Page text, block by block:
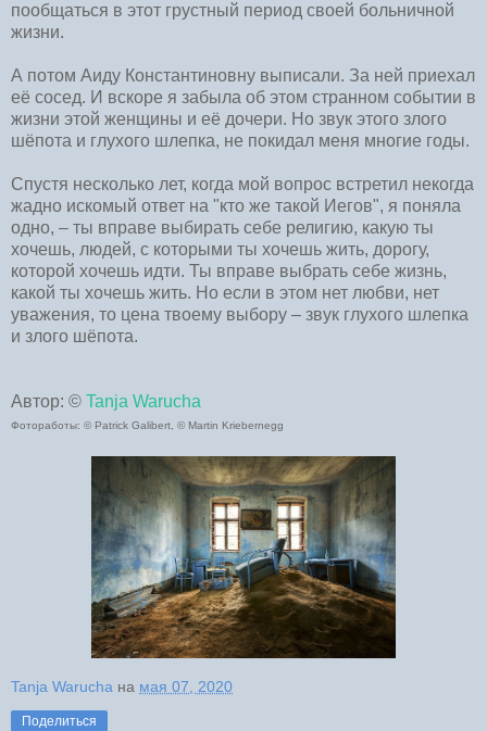
пообщаться в этот грустный период своей больничной
жизни.
А потом Аиду Константиновну выписали. За ней приехал
её сосед. И вскоре я забыла об этом странном событии в
жизни этой женщины и её дочери. Но звук этого злого
шёпота и глухого шлепка, не покидал меня многие годы.
Спустя несколько лет, когда мой вопрос встретил некогда
жадно искомый ответ на "кто же такой Иегов", я поняла
одно, – ты вправе выбирать себе религию, какую ты
хочешь, людей, с которыми ты хочешь жить, дорогу,
которой хочешь идти. Ты вправе выбрать себе жизнь,
какой ты хочешь жить. Но если в этом нет любви, нет
уважения, то цена твоему выбору – звук глухого шлепка
и злого шёпота.
Автор: © Tanja Warucha
Фотоработы: © Patrick Galibert, © Martin Kriebernegg
Tanja Warucha на мая 07, 2020
Поделиться